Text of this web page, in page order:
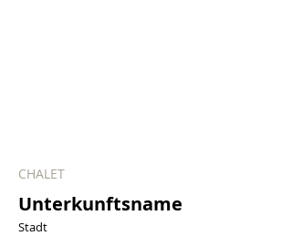
CHALET
Unterkunftsname
Stadt